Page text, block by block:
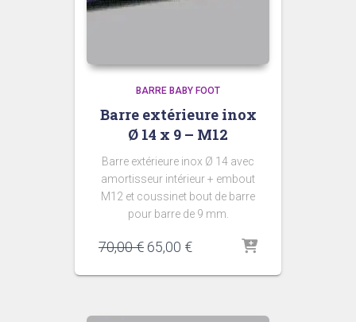
BARRE BABY FOOT
Barre extérieure inox
Ø 14 x 9 – M12
Barre extérieure inox Ø 14 avec
amortisseur intérieur + embout
M12 et coussinet bout de barre
pour barre de 9 mm.
70,00€ Le
initial
70,00 €.
65,00 €Le
actuel
65,00 €.